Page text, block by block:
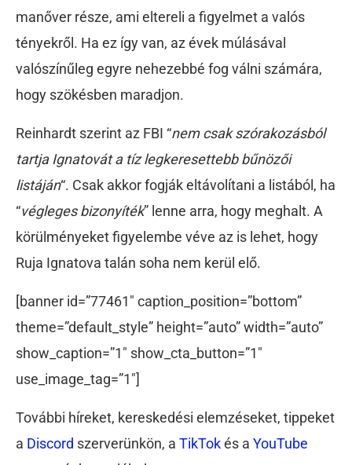
manőver része, ami eltereli a figyelmet a valós
tényekről. Ha ez így van, az évek múlásával
valószínűleg egyre nehezebbé fog válni számára,
hogy szökésben maradjon.
Reinhardt szerint az FBI “nem csak szórakozásból
tartja Ignatovát a tíz legkeresettebb bűnözői
listáján“. Csak akkor fogják eltávolítani a listából, ha
“végleges bizonyíték” lenne arra, hogy meghalt. A
körülményeket figyelembe véve az is lehet, hogy
Ruja Ignatova talán soha nem kerül elő.
[banner id=”77461″ caption_position=”bottom”
theme=”default_style” height=”auto” width=”auto”
show_caption=”1″ show_cta_button=”1″
use_image_tag=”1″]
További híreket, kereskedési elemzéseket, tippeket
a Discord szerverünkön, a TikTokés a YouTube